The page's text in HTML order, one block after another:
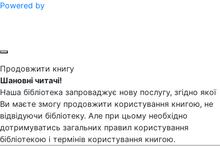
Powered by
Продовжити книгу
Шановні читачі!
Наша бібліотека запроваджує нову послугу, згідно якої
Ви маєте змогу продовжити користування книгою, не
відвідуючи бібліотеку. Але при цьому необхідно
дотримуватись загальних правил користування
бібліотекою і термінів користування книгою.